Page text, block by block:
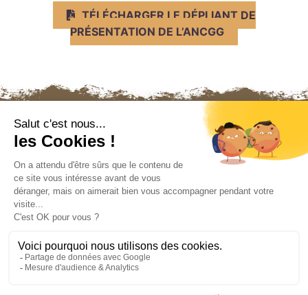
TÉLÉCHARGER LE DÉPLIANT DE
PRÉSENTATION DE L’ANCGG
Nous contacter
Mentions légales